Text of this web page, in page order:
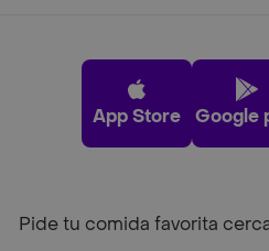
App Store Google
Pide tu comida favorita